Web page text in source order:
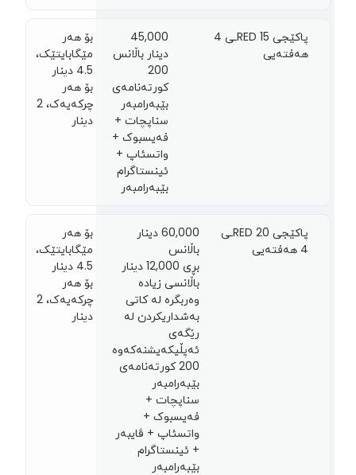
پاکێجی RED 15ـی 4
هەفتەیی
45,000
دینار باڵانس
200
کورتەنامەی
بێبەرامبەر
سناپچات +
فەیسبوک +
واتسئاپ +
ئینستاگرام
بێبەرامبەر
بۆ هەر
مێگابایتێک،
4.5 دينار
بۆ هەر
چرکەیەک، 2
دينار
پاکێجی RED 20ـی
4 هەفتەیی
60,000 دینار
باڵانس
بڕی 12,000 دينار
باڵانسی زیادە
وەربگرە لە کاتی
بەشداریکردن لە
رێگەی
ئەپڵیکەیشنەکەوە
200 کورتەنامەی
بێبەرامبەر
سناپچات +
فەیسبوک +
واتسئاپ + ڤایبەر
+ ئینستاگرام
بێبەرامبەر
بۆ هەر
مێگابایتێک،
4.5 دينار
بۆ هەر
چرکەیەک، 2
دينار